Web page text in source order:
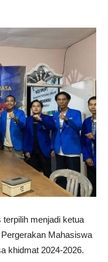
menjadi ketua
Mahasiswa
khidmat 2024-2026.